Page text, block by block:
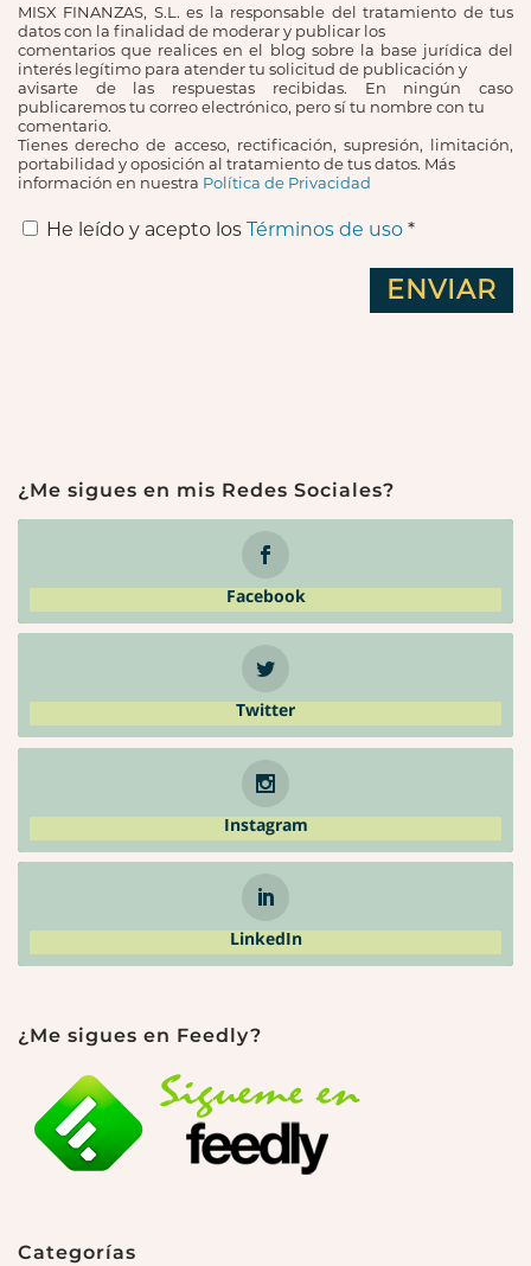
MISX FINANZAS, S.L. es la responsable del tratamiento de tus
datos con la finalidad de moderar y publicar los
comentarios que realices en el blog sobre la base jurídica del
interés legítimo para atender tu solicitud de publicación y
avisarte de las respuestas recibidas. En ningún caso
publicaremos tu correo electrónico, pero sí tu nombre con tu
comentario.
Tienes derecho de acceso, rectificación, supresión, limitación,
portabilidad y oposición al tratamiento de tus datos. Más
información en nuestra Política de Privacidad
He leído y acepto los Términos de uso *
¿Me sigues en mis Redes Sociales?
Facebook
Twitter
Instagram
LinkedIn
¿Me sigues en Feedly?
Categorías